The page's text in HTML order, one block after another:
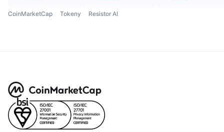
CoinMarketCap Tokeny Resistor AI